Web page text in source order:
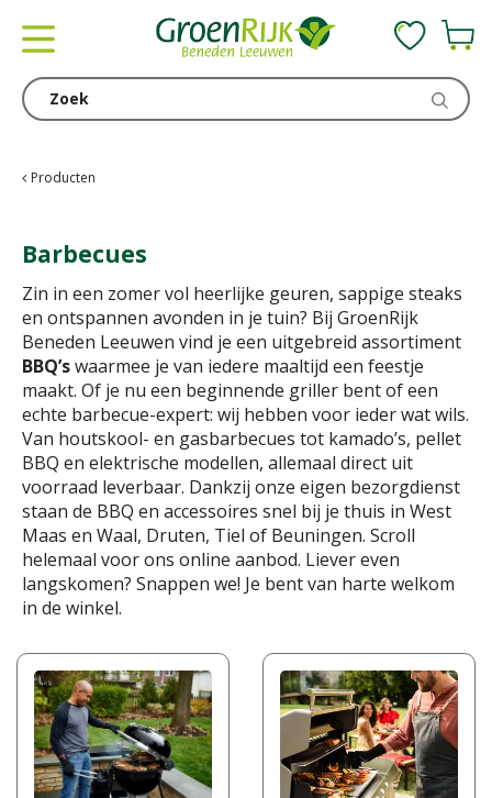
Producten
Barbecues
Zin in een zomer vol heerlijke geuren, sappige steaks
en ontspannen avonden in je tuin? Bij GroenRijk
Beneden Leeuwen vind je een uitgebreid assortiment
BBQ’swaarmee je van iedere maaltijd een feestje
maakt. Of je nu een beginnende griller bent of een
echte barbecue-expert: wij hebben voor ieder wat wils.
Van houtskool- en gasbarbecues tot kamado’s, pellet
BBQ en elektrische modellen, allemaal direct uit
voorraad leverbaar. Dankzij onze eigen bezorgdienst
staan de BBQ en accessoires snel bij je thuis in West
Maas en Waal, Druten, Tiel of Beuningen. Scroll
helemaal voor ons online aanbod. Liever even
langskomen? Snappen we! Je bent van harte welkom
in de winkel.